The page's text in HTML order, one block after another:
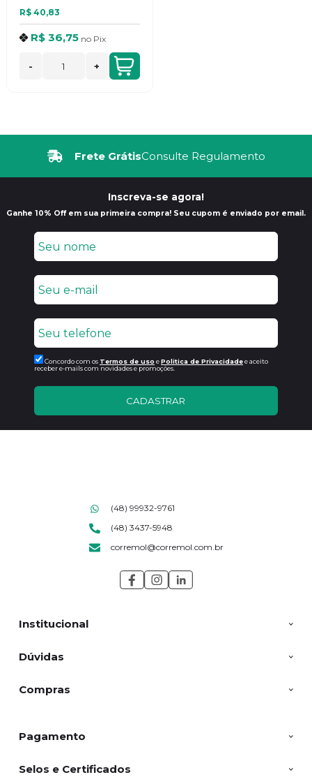
R$ 40,83
R$ 36,75 no Pix
- +
Frete GrátisConsulte Regulamento
Inscreva-se agora!
Ganhe 10% Off em sua primeira compra! Seu cupom é enviado por email.
Concordo com os Termos de uso ePolitica de Privacidadee aceito
receber e-mails com novidades e promoções.
CADASTRAR
Institucional
Dúvidas
Compras
(48) 99932-9761
(48) 3437-5948
corremol@corremol.com.br
Pagamento
Selos e Certificados